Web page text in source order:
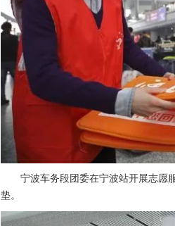
宁波车务段团委在宁波站开展志愿服
垫。